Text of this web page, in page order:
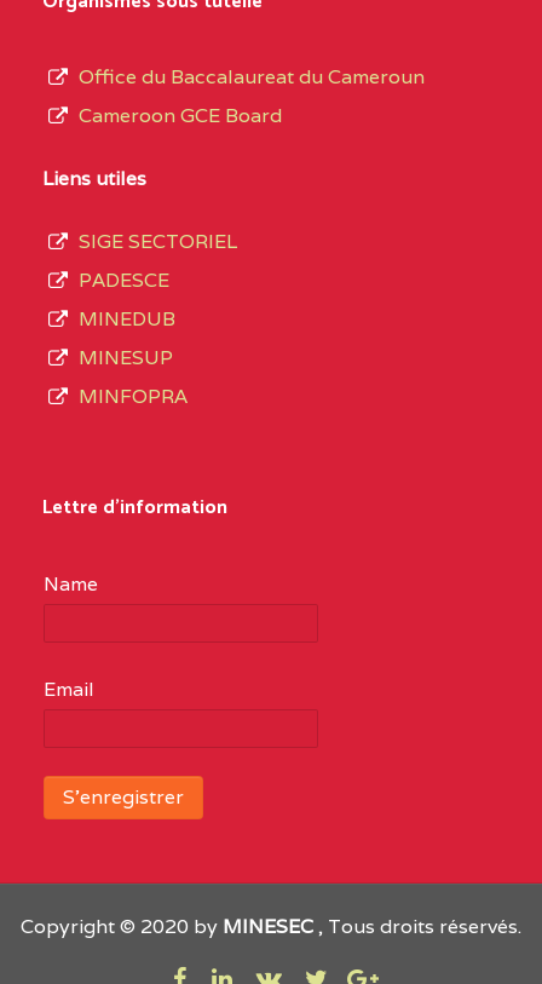
Office du Baccalaureat du Cameroun
Cameroon GCE Board
Liens utiles
SIGE SECTORIEL
PADESCE
MINEDUB
MINESUP
MINFOPRA
Lettre d'information
Name
Email
Copyright © 2020 by MINESEC, Tous droits réservés.